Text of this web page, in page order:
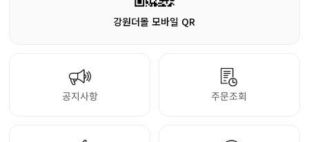
강원더몰 모바일 QR
공지사항 주문조회